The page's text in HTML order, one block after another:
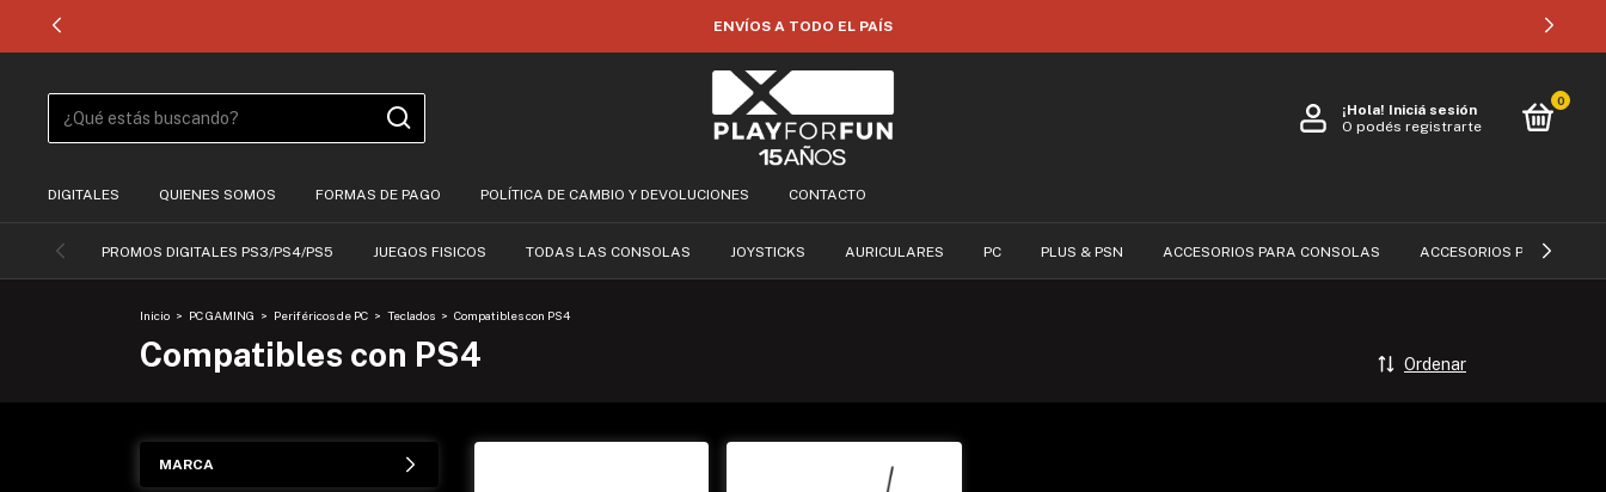
ENVÍOS A TODO EL PAÍS
¡Hola! Iniciá sesión
O podés registrarte
0
DIGITALES QUIENES SOMOS FORMAS DE PAGO POLÍTICA DE CAMBIO Y DEVOLUCIONES CONTACTO
PROMOS DIGITALES PS3/PS4/PS5 JUEGOS FISICOS TODAS LAS CONSOLAS JOYSTICKS AURICULARES PC PLUS & PSN ACCESORIOS PARA CONSOLAS ACCESORIOS PARA
Inicio > PC GAMING > Periféricos de PC > Teclados > Compatibles con PS4
Compatibles con PS4 Ordenar
MARCA